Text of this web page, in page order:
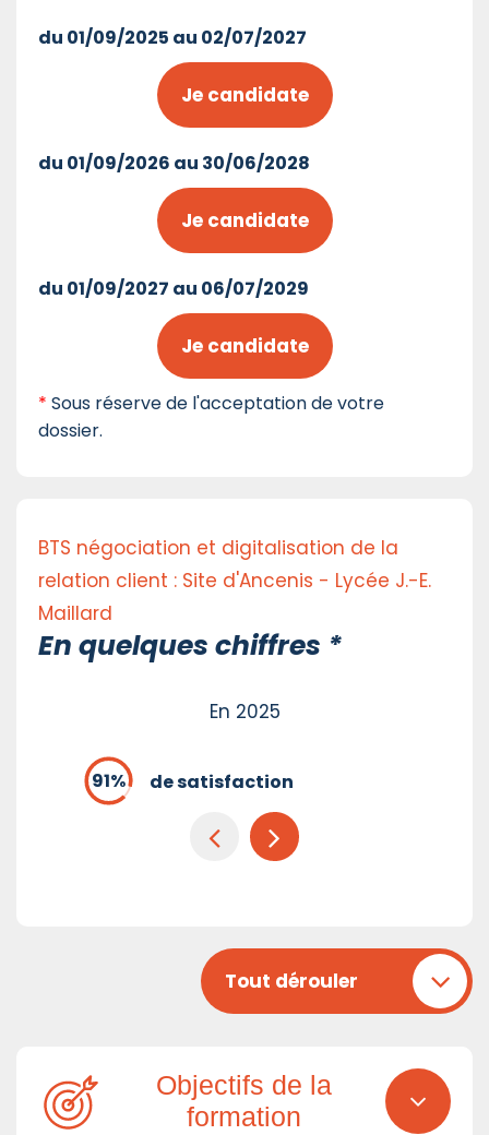
du 01/09/2025 au 02/07/2027
Je candidate
du 01/09/2026 au 30/06/2028
Je candidate
du 01/09/2027 au 06/07/2029
Je candidate
* Sous réserve de l'acceptation de votre
dossier.
BTS négociation et digitalisation de la
relation client : Site d'Ancenis - Lycée J.-E.
Maillard
En quelques chiffres *
En 2025
de satisfaction
Tout dérouler
Objectifs de la
formation